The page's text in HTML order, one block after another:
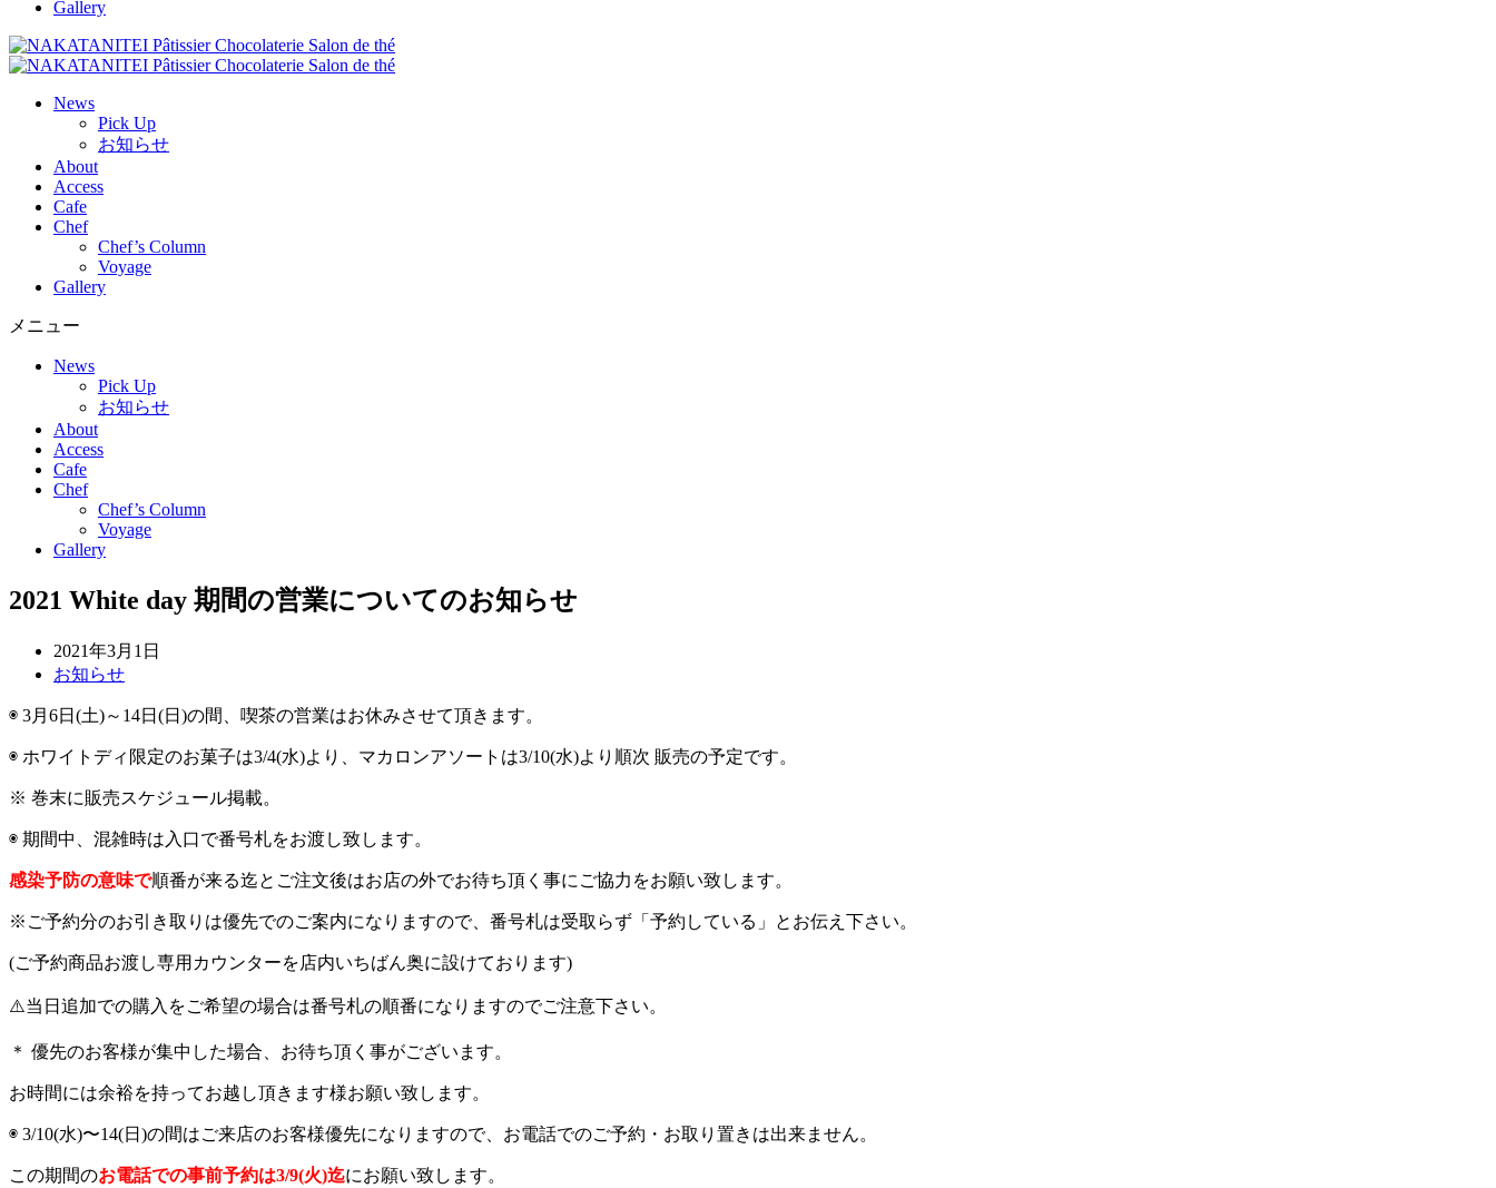
Gallery
News
Pick Up
お知らせ
About
Access
Cafe
Chef
Chef’s Column
Voyage
Gallery
メニュー
News
Pick Up
お知らせ
About
Access
Cafe
Chef
Chef’s Column
Voyage
Gallery
2021 White day 期間の営業についてのお知らせ
2021年3月1日
お知らせ
◉ 3月 6日 (土)～ 14日 (日 )の間、喫茶の営業はお休みさせて頂きます。
◉ ホワイトディ限定のお菓子は3/4(水)より、マカロンアソートは3/10(水)より順次 販売の予定です。
※ 巻末に販売スケジュール掲載。
◉ 期間中、混雑時は入口で番号札をお渡し致します。
感染予防の意味で順番が来る迄とご注文後はお店の外でお待ち頂く事にご協力をお願い致します。
※ ご予約分のお引き取りは優先でのご案内になりますので、番号札は受取らず「予約している」とお伝え下さい。
(ご予約商品お渡し専用カウンターを店内いちばん奥に設けております)
⚠️当日追加での購入をご希望の場合は番号札の順番になりますのでご注意下さい。
＊ 優先のお客様が集中した場合、お待ち頂く事がございます。
お時間には余裕を持ってお越し頂きます様お願い致します。
◉ 3/10(水)〜14(日 )の間はご来店のお客様優先になりますので、お電話でのご予約・お取り置きは出来ません。
この期間のお電話での事前予約は3/9(火)迄にお願い致します。